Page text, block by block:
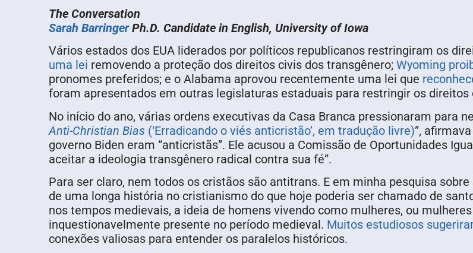
The Conversation
Sarah BarringerPh.D. Candidate in English, University of Iowa
Vários estados dos EUA liderados por políticos republicanos restringiram os
uma lei removendo a proteção dos direitos civis dos transgênero; Wyoming
pronomes preferidos; e o Alabama aprovou recentemente uma lei que
foram apresentados em outras legislaturas estaduais para restringir os direitos
No início do ano, várias ordens executivas da Casa Branca pressionaram para
Anti-Christian Bias (‘Erradicando o viés anticristão’, em tradução livre)”,
governo Biden eram “anticristãs”. Ele acusou a Comissão de Oportunidades
aceitar a ideologia transgênero radical contra sua fé”.
Para ser claro, nem todos os cristãos são antitrans. E em minha pesquisa
de uma longa história no cristianismo do que hoje poderia ser chamado de
nos tempos medievais, a ideia de homens vivendo como mulheres, ou
inquestionavelmente presente no período medieval. Muitos estudiosos
conexões valiosas para entender os paralelos históricos.